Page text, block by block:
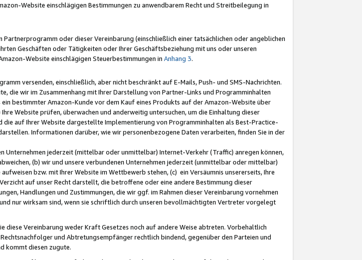
Website einschlägigen Bestimmungen zu anwendbarem Recht und Streitbeilegung in
oder dieser Vereinbarung (einschließlich einer tatsächlichen oder angeblichen
Geschäften oder Tätigkeiten oder Ihrer Geschäftsbeziehung mit uns oder unseren
Website einschlägigen Steuerbestimmungen in Anhang 3.
versenden, einschließlich, aber nicht beschränkt auf E-Mails, Push- und SMS-Nachrichten.
die wir im Zusammenhang mit Ihrer Darstellung von Partner-Links und Programminhalten
bestimmter Amazon-Kunde vor dem Kauf eines Produkts auf der Amazon-Website über
Website prüfen, überwachen und anderweitig untersuchen, um die Einhaltung dieser
auf Ihrer Website dargestellte Implementierung von Programminhalten als Best-Practice-
Informationen darüber, wie wir personenbezogene Daten verarbeiten, finden Sie in der
Unternehmen jederzeit (mittelbar oder unmittelbar) Internet-Verkehr (Traffic) anregen können,
(b) wir und unsere verbundenen Unternehmen jederzeit (unmittelbar oder mittelbar)
bzw. mit Ihrer Website im Wettbewerb stehen, (c) ein Versäumnis unsererseits, Ihre
auf unser Recht darstellt, die betroffene oder eine andere Bestimmung dieser
Handlungen und Zustimmungen, die wir ggf. im Rahmen dieser Vereinbarung vornehmen
nur wirksam sind, wenn sie schriftlich durch unseren bevollmächtigten Vertreter vorgelegt
Vereinbarung weder Kraft Gesetzes noch auf andere Weise abtreten. Vorbehaltlich
und Abtretungsempfänger rechtlich bindend, gegenüber den Parteien und
kommt diesen zugute.